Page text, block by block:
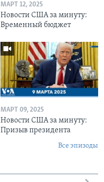
МАРТ 12, 2025
Новости США за минуту:
Временный бюджет
МАРТ 09, 2025
Новости США за минуту:
Призыв президента
Все эпизоды